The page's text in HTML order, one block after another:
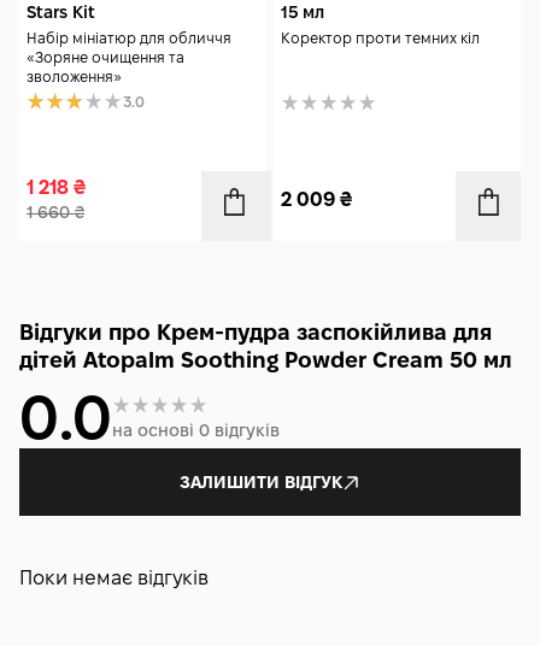
Stars Kit
Набір мініатюр для обличчя
«Зоряне очищення та
зволоження»
3.0
1 218 ₴
1 660₴
15 мл
Коректор проти темних кіл
2 009 ₴
Відгуки про Крем-пудра заспокійлива для
дітей Atopalm Soothing Powder Cream 50 мл
0.0на основі 0 відгуків
ЗАЛИШИТИ ВІДГУК
Поки немає відгуків